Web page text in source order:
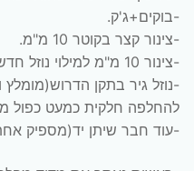
-בוקים+ג'ק.
-צינור קצר בקוטר 10 מ"מ.
-צינור 10 מ"מ למילוי נוזל חדש.
להחלפה חלקית כמעט כפול
-עוד חבר שיתן יד(מספיק